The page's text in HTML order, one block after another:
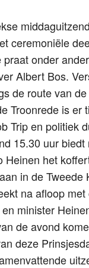
ceremoniële
onder
Albert Bos.
de route van
Troonrede is er
Trip en politiek
15.30 uur biedt
Heinen het
in de Tweede
na afloop
minister
de avond
deze